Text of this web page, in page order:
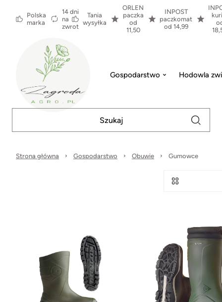
Polska
marka
14 dni
na
zwrot
Tania
wysyłka
ORLEN
paczka
od
11,50
INPOST
paczkomat
od 14,99
Gospodarstwo Hodowla
Strona główna Gospodarstwo Obuwie Gumowce